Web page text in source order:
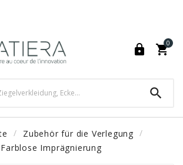
 
0

Zubehör für die Verlegung
Farblose Imprägnierung